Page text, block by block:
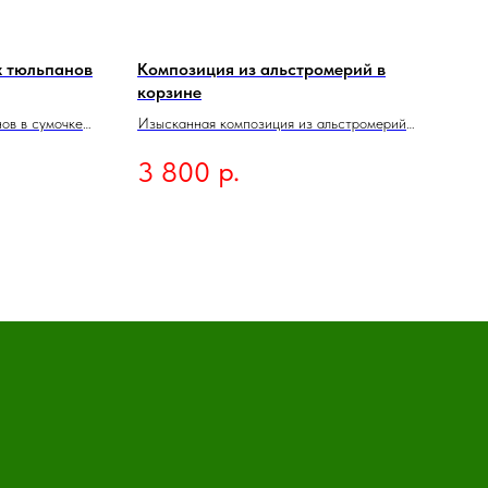
тюльпанов
в сумочке.
Композиция из альстромерий в
корзине
Изысканная композиция из альстромерий
интерьера и идеальным подарком для
особого случая. Яркие цветы в сочетании с
3 800 р.